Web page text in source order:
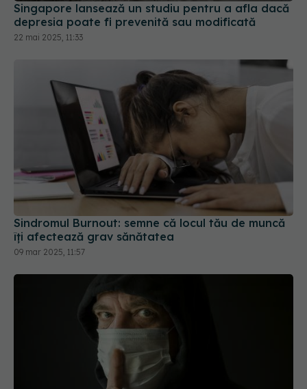
Singapore lansează un studiu pentru a afla dacă
depresia poate fi prevenită sau modificată
22 mai 2025, 11:33
Sindromul Burnout: semne că locul tău de muncă
îți afectează grav sănătatea
09 mar 2025, 11:57